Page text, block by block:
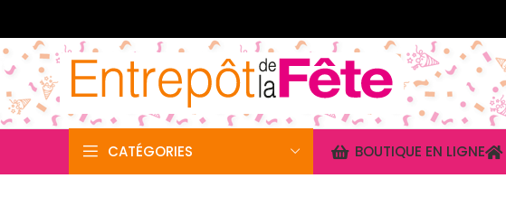
CATÉGORIES BOUTIQUE EN LIGNE